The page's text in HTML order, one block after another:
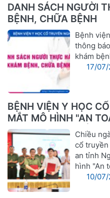
DANH SÁCH NGƯỜI
BỆNH, CHỮA BỆNH
Bệnh
thông
khám
17/
BỆNH VIỆN Y HỌC
MẮT MÔ HÌNH "AN
MẠNG – VỮNG VÀNG
SỐ"
Chiều
cổ
an tỉnh
hình "An
10/